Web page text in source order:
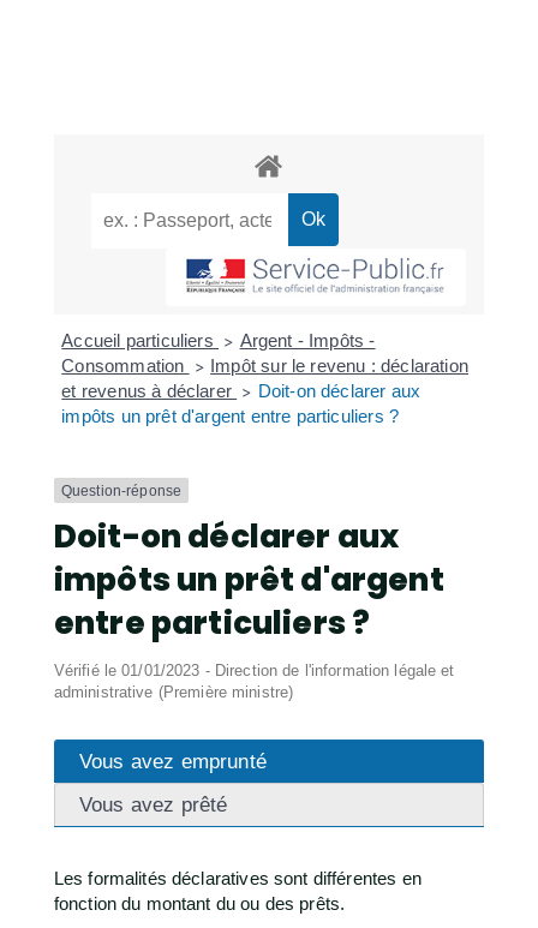
Accueil particuliers > Argent - Impôts -
Consommation
> Impôt sur le revenu : déclaration
et revenus à déclarer > Doit-on déclarer aux
impôts un prêt d'argent entre particuliers ?
Question-réponse
Doit-on déclarer aux
impôts un prêt d'argent
entre particuliers ?
Vérifié le 01/01/2023 - Direction de l'information légale et
administrative (Première ministre)
Vous avez emprunté
Vous avez prêté
Les formalités déclaratives sont différentes en
fonction du montant du ou des prêts.